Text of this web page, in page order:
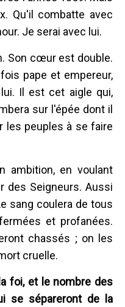
Qu'il combatte avec
Je serai avec lui.
Son cœur est double.
pape et empereur,
Il est cet aigle qui,
sur l'épée dont il
les peuples à se faire
ambition, en voulant
des Seigneurs. Aussi
sang coulera de tous
et profanées.
chassés ; on les
cruelle.
foi, et le nombre des
se sépareront de la